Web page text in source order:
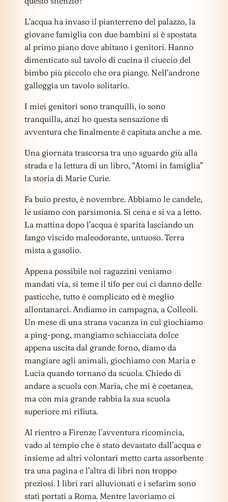
L’acqua ha invaso il pianterreno del palazzo, la
giovane famiglia con due bambini si è spostata
al primo piano dove abitano i genitori. Hanno
dimenticato sul tavolo di cucina il ciuccio del
bimbo più piccolo che ora piange. Nell’androne
galleggia un tavolo solitario.
I miei genitori sono tranquilli, io sono
tranquilla, anzi ho questa sensazione di
avventura che finalmente è capitata anche a me.
Una giornata trascorsa tra uno sguardo giù alla
strada e la lettura di un libro, “Atomi in famiglia”
la storia di Marie Curie.
Fa buio presto, è novembre. Abbiamo le candele,
le usiamo con parsimonia. Si cena e si va a letto.
La mattina dopo l’acqua è sparita lasciando un
fango viscido maleodorante, untuoso. Terra
mista a gasolio.
Appena possibile noi ragazzini veniamo
mandati via, si teme il tifo per cui ci danno delle
pasticche, tutto è complicato ed è meglio
allontanarci. Andiamo in campagna, a Colleoli.
Un mese di una strana vacanza in cui giochiamo
a ping-pong, mangiamo schiacciata dolce
appena uscita dal grande forno, diamo da
mangiare agli animali, giochiamo con Maria e
Lucia quando tornano da scuola. Chiedo di
andare a scuola con Maria, che mi è coetanea,
ma con mia grande rabbia la sua scuola
superiore mi rifiuta.
Al rientro a Firenze l’avventura ricomincia,
vado al tempio che è stato devastato dall’acqua e
insieme ad altri volontari metto carta assorbente
tra una pagina e l’altra di libri non troppo
preziosi. I libri rari alluvionati e i sefarim sono
stati portati a Roma. Mentre lavoriamo ci